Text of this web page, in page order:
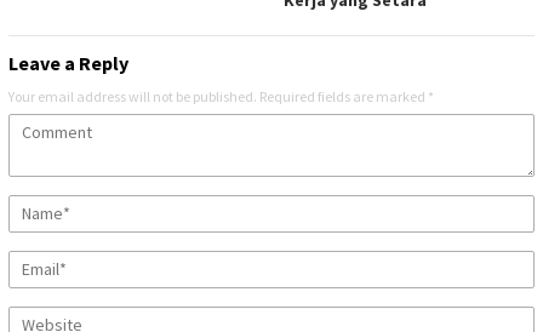
Leave a Reply
Your email address will not be published. Required fields are marked *